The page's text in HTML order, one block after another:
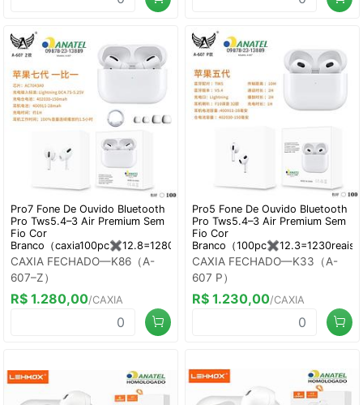
Pro7 Fone De Ouvido Bluetooth
Pro Tws5.4–3 Air Premium Sem
Fio Cor
Branco（caxia100pc✖️12.8=1280）
CAXIA FECHADO—K86（A-
607–Z）
R$ 1.280,00/CAXIA
Pro5 Fone De Ouvido Bluetooth
Pro Tws5.4–3 Air Premium Sem
Fio Cor
Branco（100pc✖️12.3=1230reais
CAXIA FECHADO—K33（A-
607 P）
R$ 1.230,00/CAXIA